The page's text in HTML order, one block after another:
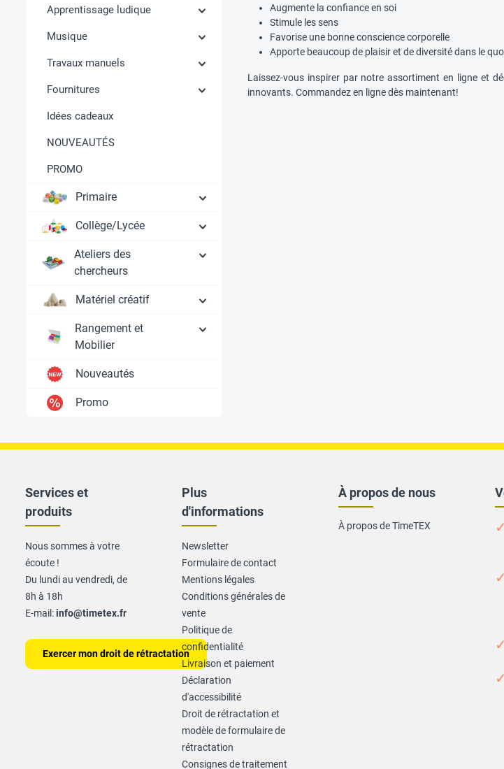
Apprentissage ludique
Musique
Travaux manuels
Fournitures
Idées cadeaux
NOUVEAUTÉS
PROMO
Primaire
Collège/Lycée
Ateliers des
chercheurs
Matériel créatif
Rangement et
Mobilier
Nouveautés
Promo
Augmente la confiance en soi
Stimule les sens
Favorise une bonne conscience corporelle
Apporte beaucoup de plaisir et de diversité dans le
Laissez-vous inspirer par notre assortiment en ligne et
innovants. Commandez en ligne dès maintenant!
À propos de nous
À propos de TimeTEX
Services et
produits
Nous sommes à votre
écoute !
Du lundi au vendredi, de
8h à 18h
E-mail:info@timetex.fr
Exercer mon droit de rétractation
Plus
d'informations
Newsletter
Formulaire de contact
Mentions légales
Conditions générales de
vente
Politique de
confidentialité
Livraison et paiement
Déclaration
d'accessibilité
Droit de rétractation et
modèle de formulaire de
rétractation
Consignes de traitement